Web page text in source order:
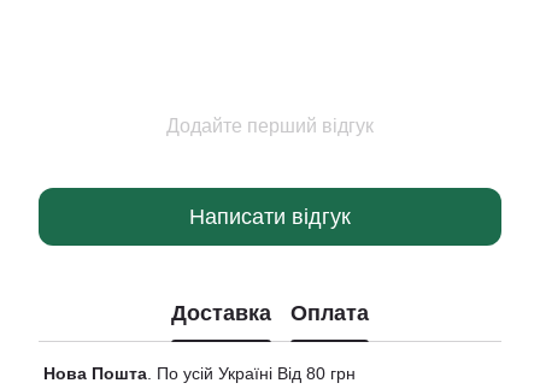
Додайте перший відгук
Написати відгук
Доставка Оплата
Нова Пошта . По усій Україні Від 80 грн